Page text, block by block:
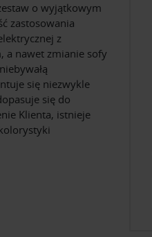
o wyjątkowym
zastosowania
z
a nawet zmianie sofy
się niezwykle
się do
Klienta, istnieje